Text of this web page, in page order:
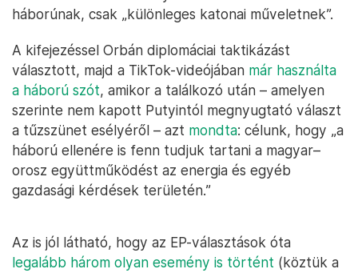
háborúnak, csak „különleges katonai műveletnek”.
A kifejezéssel Orbán diplomáciai taktikázást
választott, majd a TikTok-videójában már használta
a háború szót, amikor a találkozó után – amelyen
szerinte nem kapott Putyintól megnyugtató választ
a tűzszünet esélyéről – azt mondta: célunk, hogy „a
háború ellenére is fenn tudjuk tartani a magyar–
orosz együttműködést az energia és egyéb
gazdasági kérdések területén.”
Az is jól látható, hogy az EP-választások óta
legalább három olyan esemény is történt (köztük a